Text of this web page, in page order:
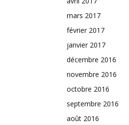
mars 2017
février 2017
janvier 2017
décembre 2016
novembre 2016
octobre 2016
septembre 2016
août 2016